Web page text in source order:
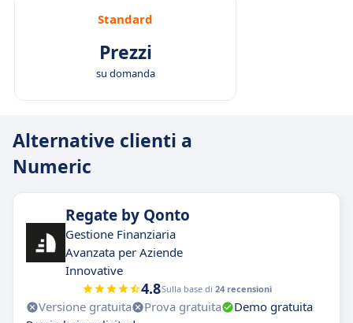
Standard
Prezzi
su domanda
Alternative clienti a
Numeric
Regate by Qonto
Gestione Finanziaria
Avanzata per Aziende
Innovative
4.8Sulla base di 24 recensioni
Versione gratuita Prova gratuita
Demo gratuita